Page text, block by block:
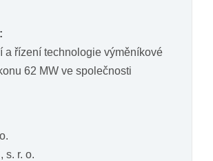
a řízení technologie výměníkové
62 MW ve společnosti
s. r. o.